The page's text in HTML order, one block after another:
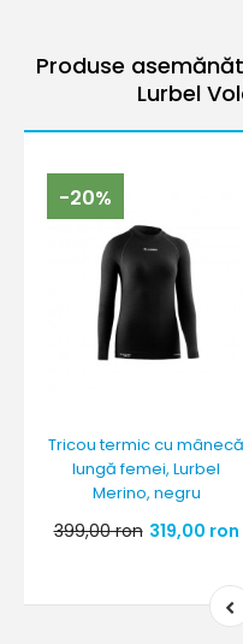
Produse
Lurbel
-20%
Tricou termic cu mânecă
lungă femei, Lurbel
Merino, negru
399,00 ron 319,00 ron